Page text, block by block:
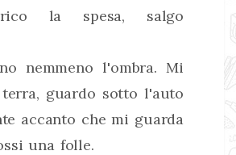
la spesa, salgo
nemmeno l'ombra. Mi
guardo sotto l'auto
accanto che mi guarda
una folle.